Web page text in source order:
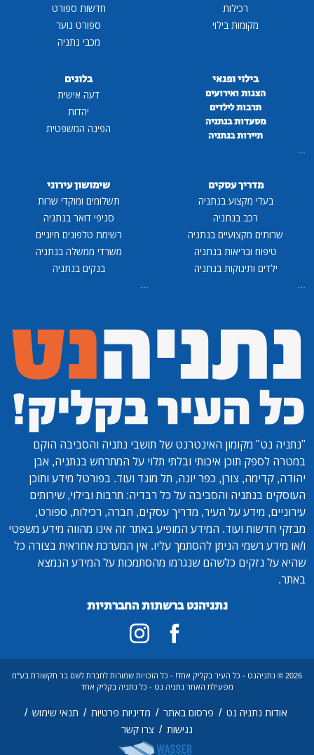
רכילות
מקומות בילוי
חדשות ספורט
ספורט נוער
מכבי נתניה
בילוי ופנאי
הצגות ואירועים
תרבות לילדים
מסעדות בנתניה
תיירות בנתניה
...
בלוגים
דעה אישית
יהדות
הפינה המשפטית
מדריך עסקים
בעלי מקצוע בנתניה
רכב בנתניה
שרותים מקצועיים בנתניה
טיפוח ובריאות בנתניה
ילדים ותינוקות בנתניה
...
שימושון עירוני
תשלומים ומוקדי שרות
סניפי דואר בנתניה
רשימת טלפונים חיוניים
משרדי ממשלה בנתניה
בנקים בנתניה
...
"נתניה נט" מקומון האינטרנט של תושבי נתניה והסביבה הוקם
במטרה לספק תוכן איכותי ובלתי תלוי על המתרחש בנתניה, אבן
יהודה, קדימה, צורן, כפר יונה, תל מונד ועוד. בפורטל מידע ותוכן
העוסקים בנתניה והסביבה על כל רבדיה: תרבות ובילוי, שירותים
עירוניים, מידע על העיר, מדריך עסקים, חברה, רכילות, ספורט,
מבזקי חדשות ועוד. המידע המופיע באתר זה אינו מהווה מידע משפטי
ו/או מידע רשמי הניתן להסתמך עליו. אין המערכת אחראית בצורה כל
שהיא על נזקים כלשהם שנגרמו מהסתמכות על המידע הנמצא
באתר.
נתניהנט ברשתות החברתיות
2026 © נתניהנט - כל העיר בקליק אחד! - כל הזכויות שמורות לחברת לשם בר תקשורת בע"מ
מפעילת האתר נתניה נט - כל נתניה בקליק אחד
אודות נתניה נט / פרסום באתר / מדיניות פרטיות / תנאי שימוש /
נגישות / צרו קשר